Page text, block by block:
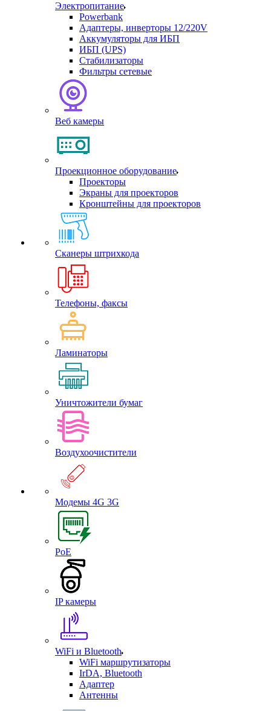
Электропитание
Powerbank
Адаптеры, инверторы 12/220V
Аккумуляторы для ИБП
ИБП (UPS)
Стабилизаторы
Фильтры сетевые
Веб камеры
Проекционное оборудование
Проекторы
Экраны для проекторов
Кронштейны для проекторов
Сканеры штрихкода
Телефоны, факсы
Ламинаторы
Уничтожители бумаг
Воздухоочистители
Модемы 4G 3G
PoE
IP камеры
WiFi и Bluetooth
WiFi маршрутизаторы
IrDA, Bluetooth
Адаптер
Антенны